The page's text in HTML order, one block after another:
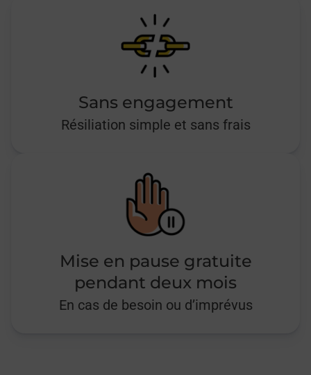
Sans engagement
Résiliation simple et sans frais
Mise en pause gratuite
pendant deux mois
En cas de besoin ou d’imprévus